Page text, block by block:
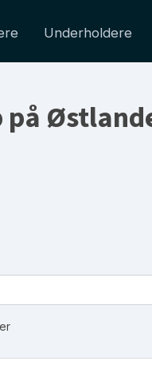
Underholdere